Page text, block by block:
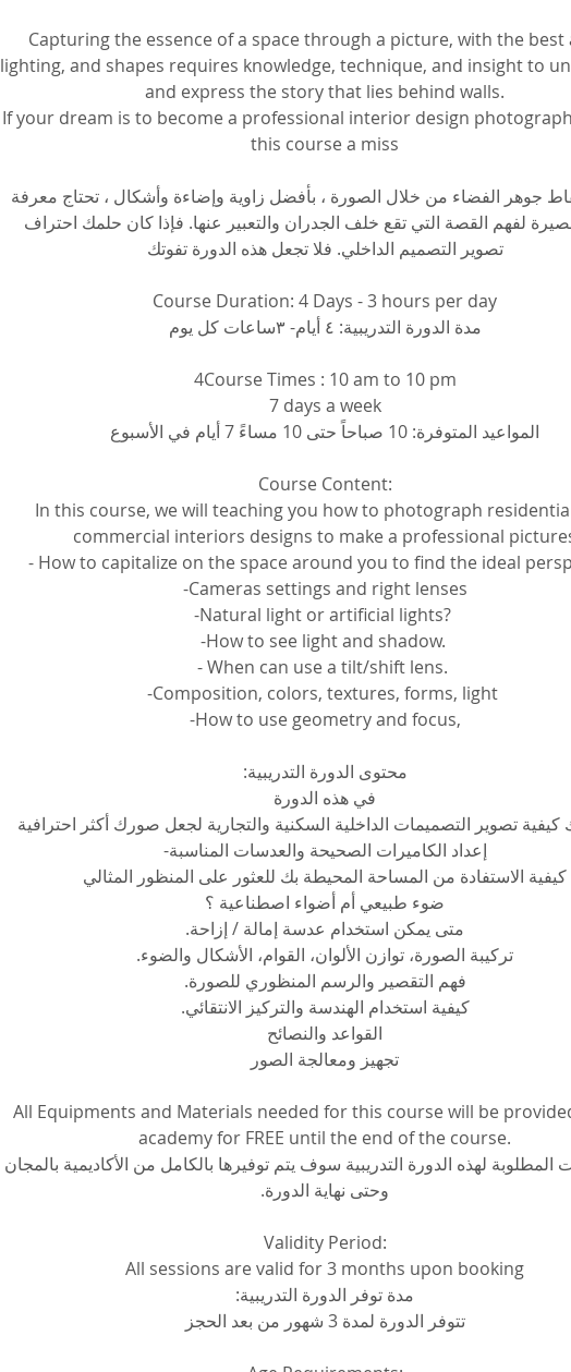
Capturing the essence of a space through a picture, with the best
lighting, and shapes requires knowledge, technique, and insight to
and express the story that lies behind walls.
If your dream is to become a professional interior design
this course a miss
جوهر الفضاء من خلال الصورة ، بأفضل زاوية وإضاءة وأشكال ، تحتاج معرفة
لفهم القصة التي تقع خلف الجدران والتعبير عنها. فإذا كان حلمك احتراف
تصوير التصميم الداخلي. فلا تجعل هذه الدورة تفوتك
Course Duration: 4 Days - 3 hours per day
مدة الدورة التدريبية: ٤ أيام- ٣ساعات كل يوم
4Course Times : 10 am to 10 pm
7 days a week
المواعيد المتوفرة: 10 صباحاً حتى 10 مساءً 7 أيام في الأسبوع
Course Content:
In this course, we will teaching you how to photograph
commercial interiors designs to make a professional
- How to capitalize on the space around you to find the ideal
-Cameras settings and right lenses
-Natural light or artificial lights?
-How to see light and shadow.
- When can use a tilt/shift lens.
-Composition, colors, textures, forms, light
-How to use geometry and focus,
محتوى الدورة التدريبية:
في هذه الدورة
تصوير التصميمات الداخلية السكنية والتجارية لجعل صورك أكثر احترافية
إعداد الكاميرات الصحيحة والعدسات المناسبة-
كيفية الاستفادة من المساحة المحيطة بك للعثور على المنظور المثالي
ضوء طبيعي أم أضواء اصطناعية ؟
متى يمكن استخدام عدسة إمالة / إزاحة.
تركيبة الصورة، توازن الألوان، القوام، الأشكال والضوء.
فهم التقصير والرسم المنظوري للصورة.
كيفية استخدام الهندسة والتركيز الانتقائي.
القواعد والنصائح
تجهيز ومعالجة الصور
All Equipments and Materials needed for this course will be
academy for FREE until the end of the course.
المطلوبة لهذه الدورة التدريبية سوف يتم توفيرها بالكامل من الأكاديمية بالمجان
وحتى نهاية الدورة.
Validity Period:
All sessions are valid for 3 months upon booking
مدة توفر الدورة التدريبية:
تتوفر الدورة لمدة 3 شهور من بعد الحجز